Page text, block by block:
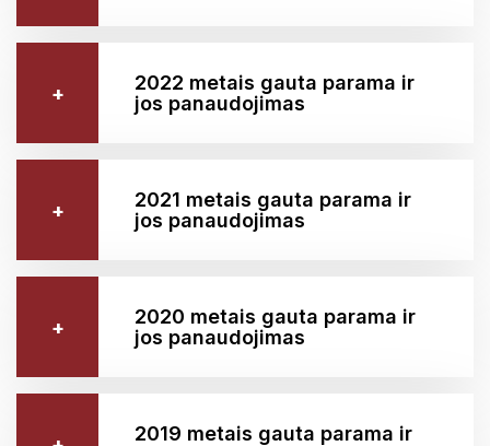
2022 metais gauta parama ir
jos panaudojimas
2021 metais gauta parama ir
jos panaudojimas
2020 metais gauta parama ir
jos panaudojimas
2019 metais gauta parama ir